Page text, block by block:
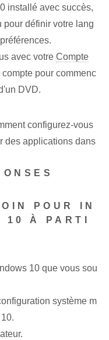
installé avec succès,
définir votre lang
avec votre Compte
pour commenc
DVD.
configurez-vous
des applications dans
POUR IN
10 À PARTI
10 que vous sou
système m